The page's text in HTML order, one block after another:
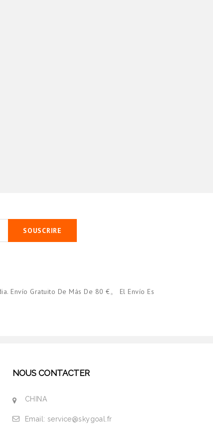
SOUSCRIRE
Envío Gratuito De Más De 80 €。 El Envío Es
NOUS CONTACTER
CHINA
Email: service@skygoal.fr